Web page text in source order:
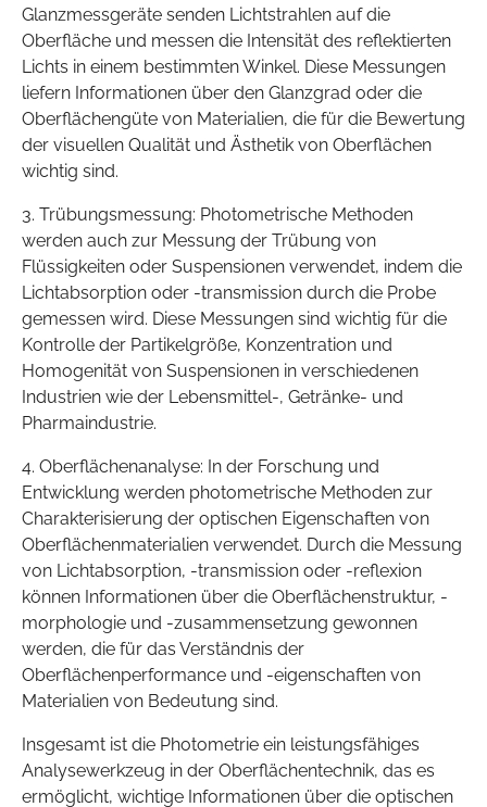
Glanzmessgeräte senden Lichtstrahlen auf die
Oberfläche und messen die Intensität des reflektierten
Lichts in einem bestimmten Winkel. Diese Messungen
liefern Informationen über den Glanzgrad oder die
Oberflächengüte von Materialien, die für die Bewertung
der visuellen Qualität und Ästhetik von Oberflächen
wichtig sind.
3. Trübungsmessung: Photometrische Methoden
werden auch zur Messung der Trübung von
Flüssigkeiten oder Suspensionen verwendet, indem die
Lichtabsorption oder -transmission durch die Probe
gemessen wird. Diese Messungen sind wichtig für die
Kontrolle der Partikelgröße, Konzentration und
Homogenität von Suspensionen in verschiedenen
Industrien wie der Lebensmittel-, Getränke- und
Pharmaindustrie.
4. Oberflächenanalyse: In der Forschung und
Entwicklung werden photometrische Methoden zur
Charakterisierung der optischen Eigenschaften von
Oberflächenmaterialien verwendet. Durch die Messung
von Lichtabsorption, -transmission oder -reflexion
können Informationen über die Oberflächenstruktur, -
morphologie und -zusammensetzung gewonnen
werden, die für das Verständnis der
Oberflächenperformance und -eigenschaften von
Materialien von Bedeutung sind.
Insgesamt ist die Photometrie ein leistungsfähiges
Analysewerkzeug in der Oberflächentechnik, das es
ermöglicht, wichtige Informationen über die optischen